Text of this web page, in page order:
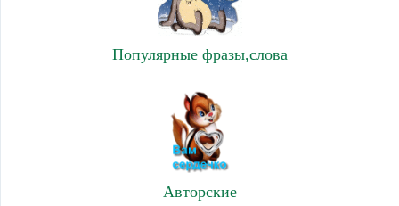
Популярные фразы,слова
Авторские